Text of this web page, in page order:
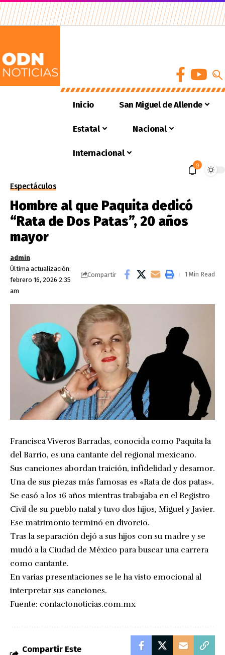
Inicio San Miguel de Allende
Estatal Nacional
Internacional
9
Espectáculos
Hombre al que Paquita dedicó
“Rata de Dos Patas”, 20 años
mayor
Última actualización:
febrero 16, 2026 2:35
am
admin
Compartir 1 Min Read
Francisca Viveros Barradas, conocida como Paquita la
del Barrio, es una cantante del regional mexicano.
Sus canciones abordan traición, infidelidad y desamor.
Una de sus piezas más famosas es «Rata de dos patas».
Se casó a los 16 años mientras trabajaba en el Registro
Civil de su pueblo natal y tuvo dos hijos, Miguel y Javier.
Ese matrimonio terminó en divorcio.
Tras la separación dejó a sus hijos con su madre y se
mudó a la Ciudad de México para buscar una carrera
como cantante.
En varias presentaciones se le ha visto emocional al
interpretar sus canciones.
Fuente: contactonoticias.com.mx
Compartir Este